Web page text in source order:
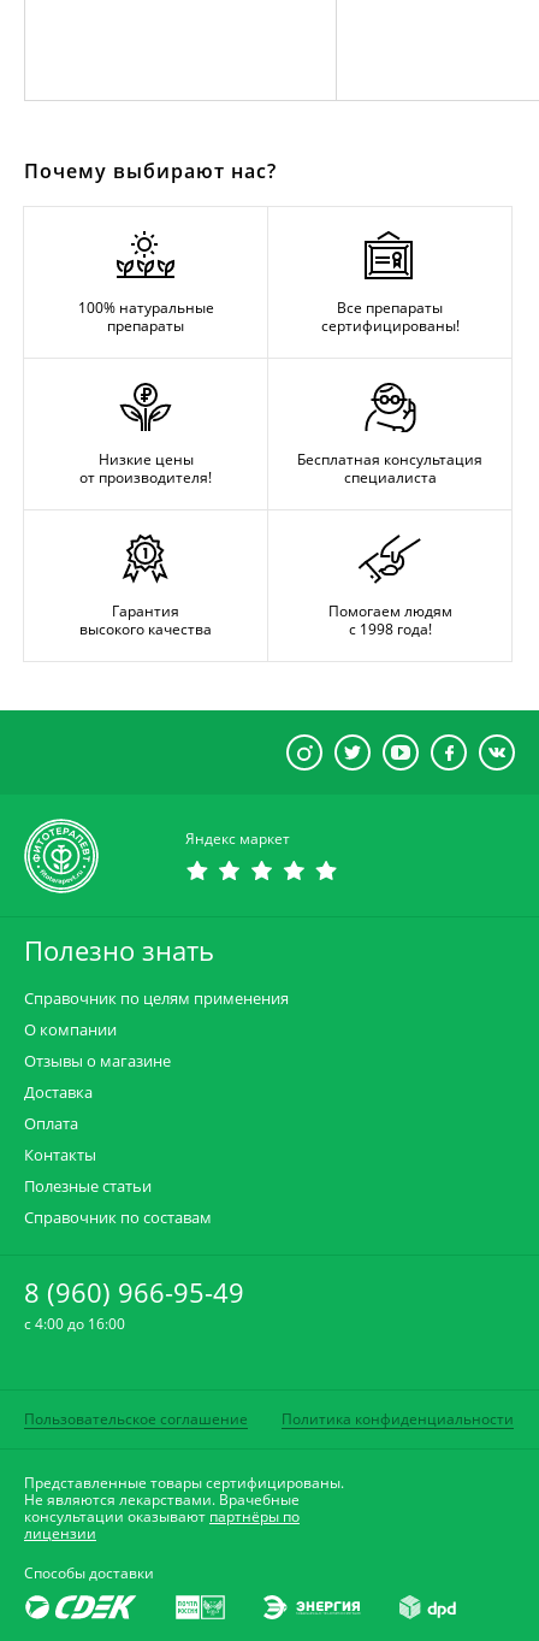
Почему выбирают нас?
100% натуральные
препараты
Все препараты
сертифицированы!
Низкие цены
от производителя!
Бесплатная консультация
специалиста
Гарантия
высокого качества
Помогаем людям
с 1998 года!
Яндекс маркет
Полезно знать
Справочник по целям применения
О компании
Отзывы о магазине
Доставка
Оплата
Контакты
Полезные статьи
Справочник по составам
8 (960) 966-95-49
c 4:00 до 16:00
Пользовательское соглашение Политика конфиденциальности
Представленные товары сертифицированы.
Не являются лекарствами. Врачебные
консультации оказывают партнёры по
лицензии
Способы доставки